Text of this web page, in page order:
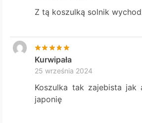
Z tą koszulką solnik
Kurwipała
25 września 2024
Koszulka tak zajebista jak
japonię